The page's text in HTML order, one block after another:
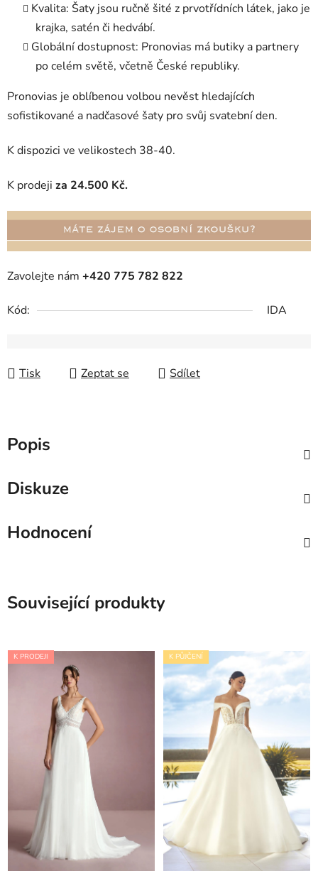
Kvalita: Šaty jsou ručně šité z prvotřídních látek, jako je
krajka, satén či hedvábí.
Globální dostupnost: Pronovias má butiky a partnery
po celém světě, včetně České republiky.
Pronovias je oblíbenou volbou nevěst hledajících
sofistikované a nadčasové šaty pro svůj svatební den.
K dispozici ve velikostech 38-40.
K prodeji za 24.500 Kč.
Zavolejte nám +420 775 782 822
Kód: IDA
Tisk Zeptat se Sdílet
Popis
Diskuze
Hodnocení
Související produkty
K PRODEJI K PŮJČENÍ